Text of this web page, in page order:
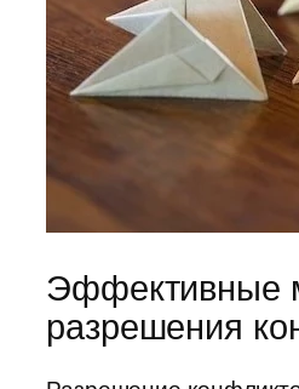
Эффективные
разрешения